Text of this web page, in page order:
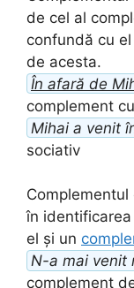
de cel al
confundă cu
de acesta.
În afară de
complement
Mihai a venit
sociativ
în
el și un
N-a mai venit
complement